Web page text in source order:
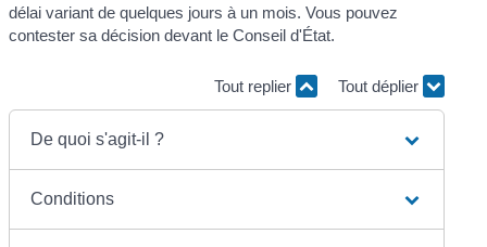
délai variant de quelques jours à un mois. Vous pouvez
contester sa décision devant le Conseil d'État.
Tout replier Tout déplier
De quoi s'agit-il ?
Conditions